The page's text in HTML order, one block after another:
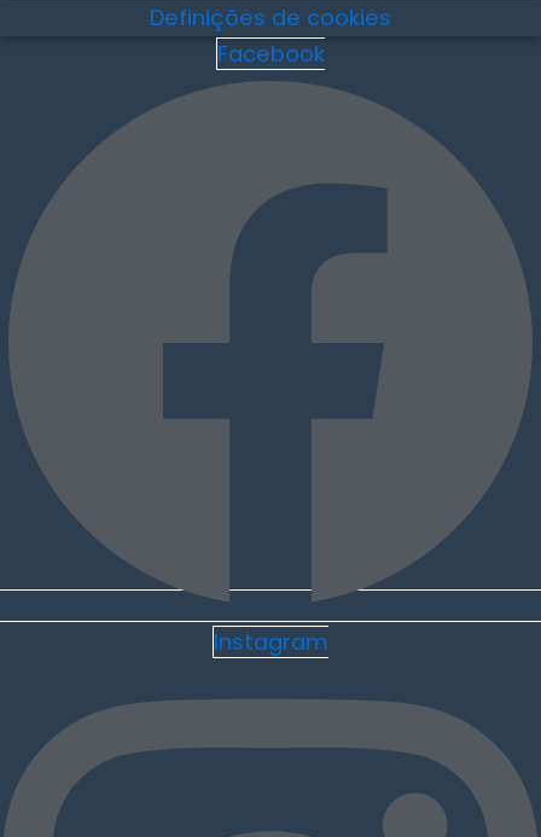
Definições de cookies
Facebook
Instagram